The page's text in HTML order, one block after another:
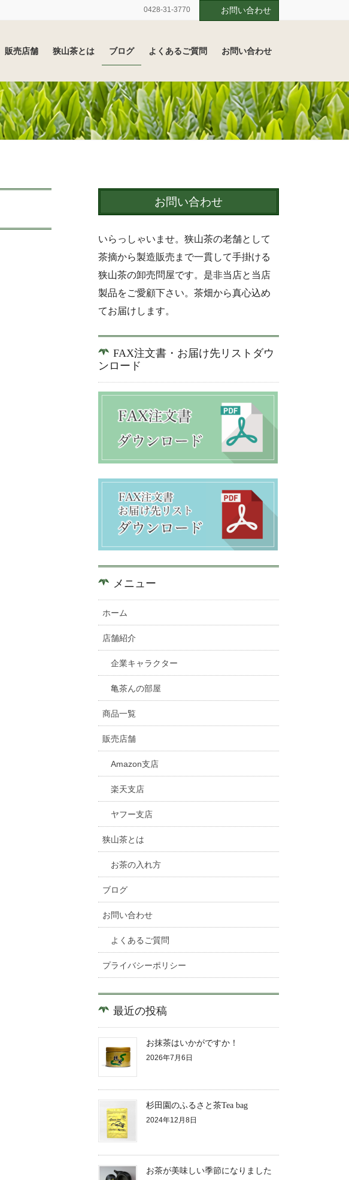
0428-31-3770 お問い合わせ
販売店舗 狭山茶とは ブログ よくあるご質問 お問い合わせ
お問い合わせ
いらっしゃいませ。狭山茶の老舗として
茶摘から製造販売まで一貫して手掛ける
狭山茶の卸売問屋です。是非当店と当店
製品をご愛顧下さい。茶畑から真心込め
てお届けします。
FAX注文書・お届け先リストダウ
ンロード
メニュー
ホーム
店舗紹介
企業キャラクター
亀茶んの部屋
商品一覧
販売店舗
Amazon支店
楽天支店
ヤフー支店
狭山茶とは
お茶の入れ方
ブログ
お問い合わせ
よくあるご質問
プライバシーポリシー
最近の投稿
お抹茶はいかがですか！
2026年7月6日
杉田園のふるさと茶Tea bag
2024年12月8日
お茶が美味しい季節になりました